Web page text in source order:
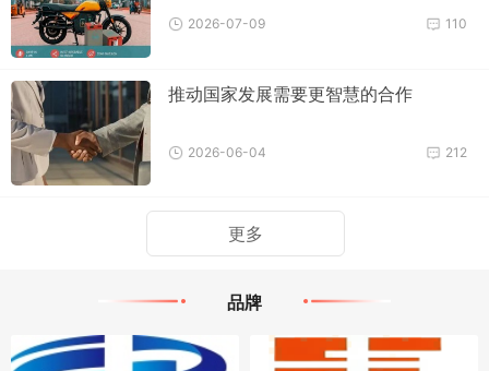
110
2026-07-09
推动国家发展需要更智慧的合作
212
2026-06-04
更多
品牌